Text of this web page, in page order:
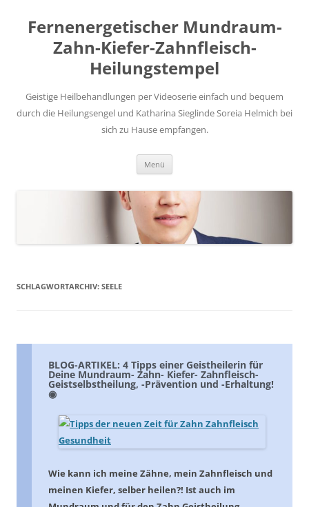
springen
Fernenergetischer Mundraum-
Zahn-Kiefer-Zahnfleisch-
Heilungstempel
Geistige Heilbehandlungen per Videoserie einfach und bequem
durch die Heilungsengel und Katharina Sieglinde Soreia Helmich bei
sich zu Hause empfangen.
Menü
SCHLAGWORTARCHIV: SEELE
BLOG-ARTIKEL: 4 Tipps einer Geistheilerin für
Deine Mundraum- Zahn- Kiefer- Zahnfleisch-
Geistselbstheilung, -Prävention und -Erhaltung!
◉
Wie kann ich meine Zähne, mein Zahnfleisch und
meinen Kiefer, selber heilen?! Ist auch im